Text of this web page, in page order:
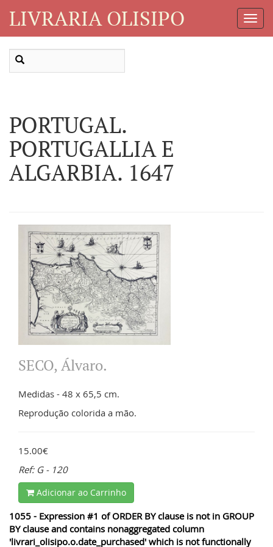
LIVRARIA OLISIPO
PORTUGAL.
PORTUGALLIA E
ALGARBIA. 1647
SECO, Álvaro.
Medidas - 48 x 65,5 cm.
Reprodução colorida a mão.
15.00€
Ref: G - 120
Adicionar ao Carrinho
1055 - Expression #1 of ORDER BY clause is not in GROUP
BY clause and contains nonaggregated column
'livrari_olisipo.o.date_purchased' which is not functionally